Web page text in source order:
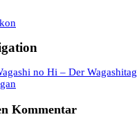
no Hi – Der Wagashitag
Kommentar